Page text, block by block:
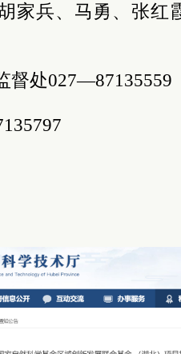
家兵、马勇、张红
督处027—87135559